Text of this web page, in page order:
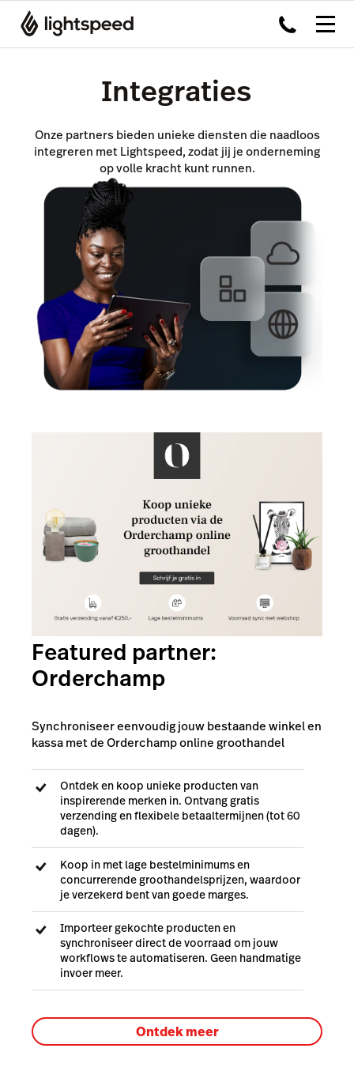
Integraties
Onze partners bieden unieke diensten die naadloos
integreren met Lightspeed, zodat jij je onderneming
op volle kracht kunt runnen.
Featured partner:
Orderchamp
Synchroniseer eenvoudig jouw bestaande winkel en
kassa met de Orderchamp online groothandel
Ontdek en koop unieke producten van
inspirerende merken in. Ontvang gratis
verzending en flexibele betaaltermijnen (tot 60
dagen).
Koop in met lage bestelminimums en
concurrerende groothandelsprijzen, waardoor
je verzekerd bent van goede marges.
Importeer gekochte producten en
synchroniseer direct de voorraad om jouw
workflows te automatiseren. Geen handmatige
invoer meer.
Ontdek meer